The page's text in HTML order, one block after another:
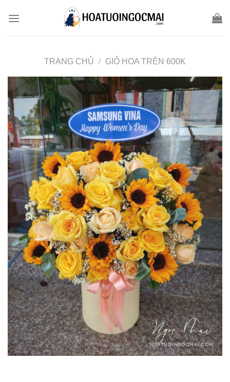
TRANG CHỦ / GIỎ HOA TRÊN 600K